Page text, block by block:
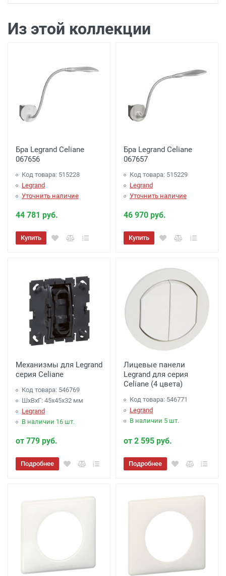
подъезда)
Доставка г. Калуга 100 рублей (самовывоз
Из этой коллекции
Бра Legrand Celiane
067656
Код товара: 515228
Legrand
Уточнить наличие
44 781 руб.
Купить
Бра Legrand Celiane
067657
Код товара: 515229
Legrand
Уточнить наличие
46 970 руб.
Купить
Механизмы для Legrand
серия Celiane
Код товара: 546769
ШхВхГ: 45x45x32 мм
Legrand
В наличии 16 шт.
от 779 руб.
Подробнее
Лицевые панели
Legrand для серия
Celiane (4 цвета)
Код товара: 546771
Legrand
В наличии 5 шт.
от 2 595 руб.
Подробнее